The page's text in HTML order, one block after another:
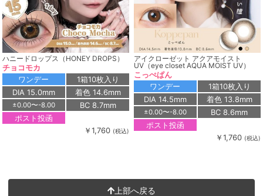
ハニードロップス（HONEY DROPS）
チョコモカ
ワンデー
1箱10枚入り
DIA 15.0mm
着色 14.6mm
±0.00〜-8.00
BC 8.7mm
ポスト投函
￥1,760 (税込)
アイクローゼット アクアモイスト
UV（eye closet AQUA MOIST UV）
こっぺぱん
ワンデー
1箱10枚入り
DIA 14.5mm
着色 13.8mm
±0.00〜-8.00
BC 8.6mm
ポスト投函
￥1,760 (税込)
上部へ戻る